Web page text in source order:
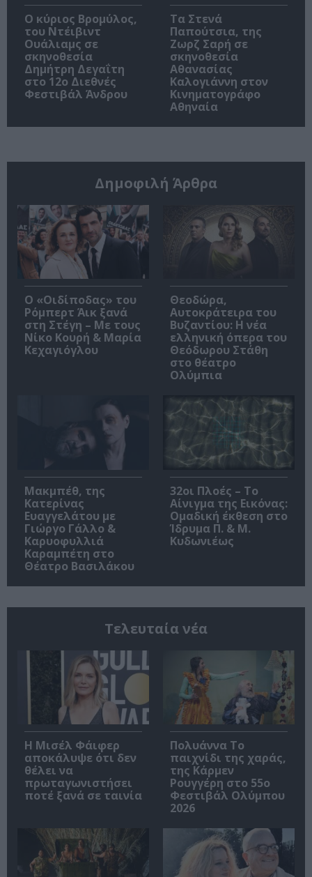
O κύριος Βρομύλος,
του Ντέιβιντ
Ουάλιαμς σε
σκηνοθεσία
Δημήτρη Δεγαΐτη
στο 12ο Διεθνές
Φεστιβάλ Άνδρου
Τα Στενά
Παπούτσια, της
Ζωρζ Σαρή σε
σκηνοθεσία
Αθανασίας
Καλογιάννη στον
Κινηματογράφο
Αθηναία
Δημοφιλή Άρθρα
O «Οιδίποδας» του
Ρόμπερτ Άικ ξανά
στη Στέγη – Με τους
Νίκο Κουρή & Μαρία
Κεχαγιόγλου
Θεοδώρα,
Αυτοκράτειρα του
Βυζαντίου: Η νέα
ελληνική όπερα του
Θεόδωρου Στάθη
στο θέατρο
Ολύμπια
Μακμπέθ, της
Κατερίνας
Ευαγγελάτου με
Γιώργο Γάλλο &
Καρυοφυλλιά
Καραμπέτη στο
Θέατρο Βασιλάκου
32οι Πλοές – Το
Αίνιγμα της Εικόνας:
Ομαδική έκθεση στο
Ίδρυμα Π. & Μ.
Κυδωνιέως
Τελευταία νέα
Η Μισέλ Φάιφερ
αποκάλυψε ότι δεν
θέλει να
πρωταγωνιστήσει
ποτέ ξανά σε ταινία
Πολυάννα Το
παιχνίδι της χαράς,
της Κάρμεν
Ρουγγέρη στο 55ο
Φεστιβάλ Ολύμπου
2026